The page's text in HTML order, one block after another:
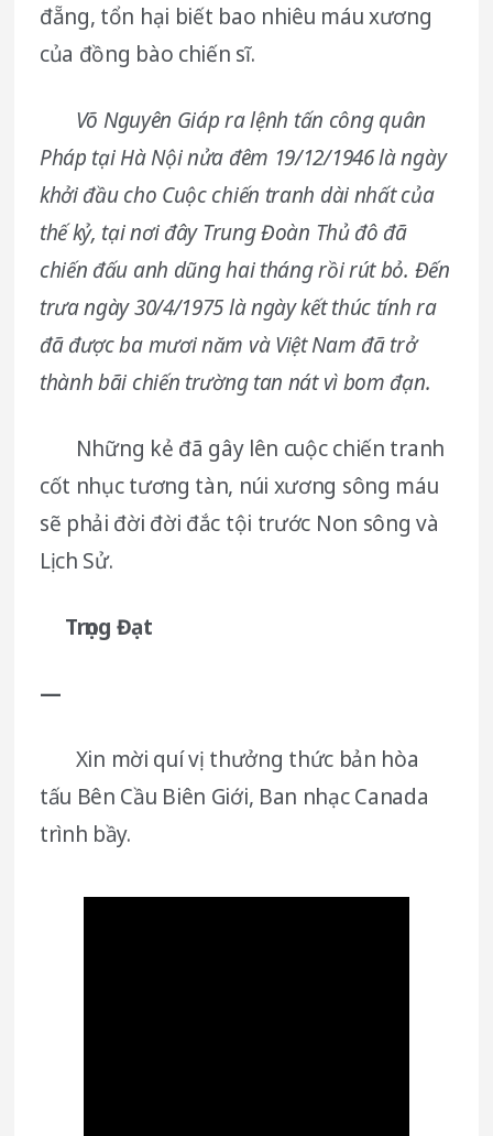
đẵng, tổn hại biết bao nhiêu máu xương
của đồng bào chiến sĩ.
Võ Nguyên Giáp ra lệnh tấn công quân
Pháp tại Hà Nội nửa đêm 19/12/1946 là ngày
khởi đầu cho Cuộc chiến tranh dài nhất của
thế kỷ, tại nơi đây Trung Đoàn Thủ đô đã
chiến đấu anh dũng hai tháng rồi rút bỏ. Đến
trưa ngày 30/4/1975 là ngày kết thúc tính ra
đã được ba mươi năm và Việt Nam đã trở
thành bãi chiến trường tan nát vì bom đạn.
Những kẻ đã gây lên cuộc chiến tranh
cốt nhục tương tàn, núi xương sông máu
sẽ phải đời đời đắc tội trước Non sông và
Lịch Sử.
Trọng Đạt
—
Xin mời quí vị thưởng thức bản hòa
tấu Bên Cầu Biên Giới, Ban nhạc Canada
trình bầy.